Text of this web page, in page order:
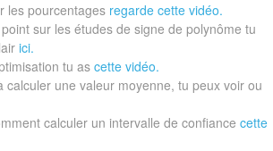
les pourcentages regarde cette vidéo.
sur les études de signe de polynôme tu
ici.
tu as cette vidéo.
calculer une valeur moyenne, tu peux voir ou
calculer un intervalle de confiance cette